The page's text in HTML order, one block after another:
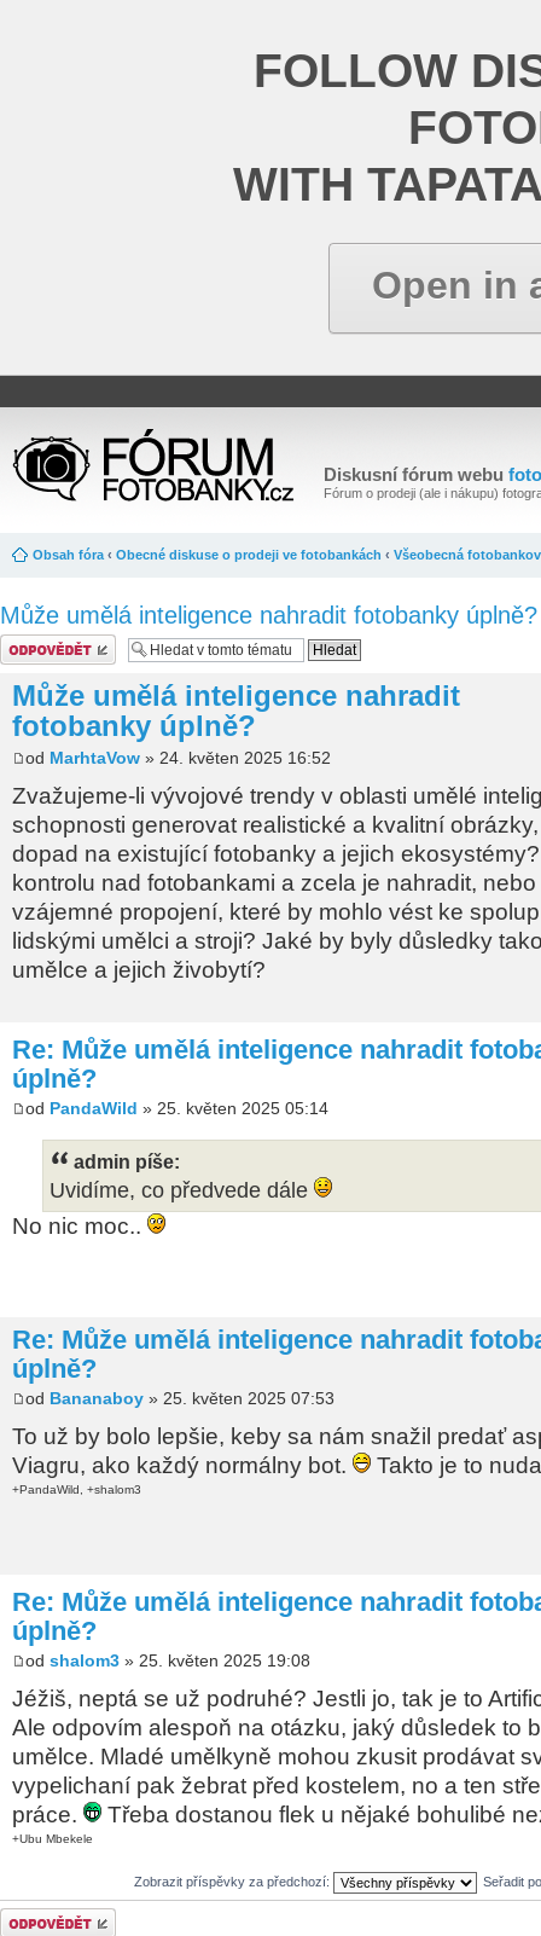
FOLLOW
WITH
Open in
Diskusní fórum webu
Fórum o prodeji (ale i nákupu)
Obsah fóra ‹ Obecné diskuse o prodeji ve fotobankách ‹ Všeobecná
Může umělá inteligence nahradit fotobanky úplně?
Odeslat odpověď
Může umělá inteligence nahradit
fotobanky úplně?
od MarhtaVow » 24. květen 2025 16:52
Zvažujeme-li vývojové trendy v oblasti umělé
schopnosti generovat realistické a kvalitní
dopad na existující fotobanky a jejich
kontrolu nad fotobankami a zcela je nahradit,
vzájemné propojení, které by mohlo vést ke
lidskými umělci a stroji? Jaké by byly důsledky
umělce a jejich živobytí?
Re: Může umělá inteligence nahradit
úplně?
od PandaWild » 25. květen 2025 05:14
admin píše:
Uvidíme, co předvede dále
No nic moc..
Re: Může umělá inteligence nahradit
úplně?
od Bananaboy » 25. květen 2025 07:53
To už by bolo lepšie, keby sa nám snažil predať
Viagru, ako každý normálny bot.
Takto je to
+PandaWild, +shalom3
Re: Může umělá inteligence nahradit
úplně?
od shalom3 » 25. květen 2025 19:08
Jéžiš, neptá se už podruhé? Jestli jo, tak je to
Ale odpovím alespoň na otázku, jaký důsledek to
umělce. Mladé umělkyně mohou zkusit prodávat
vypelichaní pak žebrat před kostelem, no a ten
práce.
Třeba dostanou flek u nějaké bohulibé
+Ubu Mbekele
Zobrazit příspěvky za předchozí: Seřadit
Odeslat odpověď